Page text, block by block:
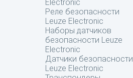
Electronic
Реле безопасности
Leuze Electronic
Наборы датчиков
безопасности Leuze
Electronic
Датчики безопасности
Leuze Electronic